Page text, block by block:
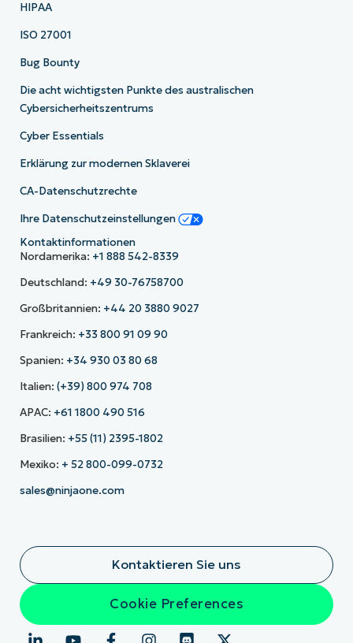
HIPAA
ISO 27001
Bug Bounty
Die acht wichtigsten Punkte des australischen
Cybersicherheitszentrums
Cyber Essentials
Erklärung zur modernen Sklaverei
CA-Datenschutzrechte
Ihre Datenschutzeinstellungen
Kontaktinformationen
Nordamerika: +1 888 542-8339
Deutschland: +49 30-76758700
Großbritannien: +44 20 3880 9027
Frankreich: +33 800 91 09 90
Spanien: +34 930 03 80 68
Italien: (+39) 800 974 708
APAC: +61 1800 490 516
Brasilien: +55 (11) 2395-1802
Mexiko: + 52 800-099-0732
sales@ninjaone.com
Kontaktieren Sie uns
Cookie Preferences